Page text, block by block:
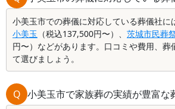
小美玉市での葬儀に対応している葬儀社に
小美玉 （税込137,500円〜）、 茨城市民葬
円〜）などがあります。口コミや費用、葬
て選びましょう。
Q 小美玉市で家族葬の実績が豊富な